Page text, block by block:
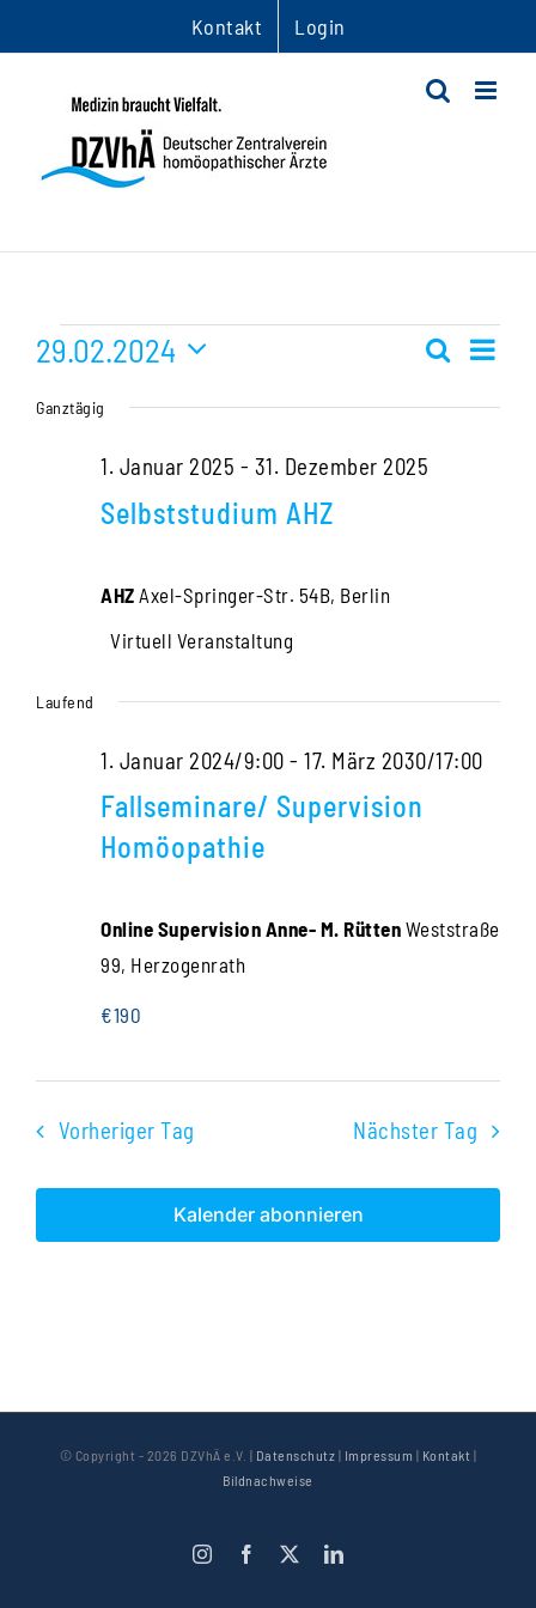
Inhalt
Kontakt Login
Veranstaltungen
für
Februar
2024
Suche
und
Suche
Tag
29.02.2024
wählen.
Ganztägig
Selbststudium AHZ
1. Januar 2025 - 31. Dezember 2025
AHZ Axel-Springer-Str. 54B, Berlin
Virtuell Veranstaltung
Laufend
Fallseminare/ Supervision
Homöopathie
1. Januar 2024/9:00 - 17. März 2030/17:00
Online Supervision Anne- M. Rütten Weststraße
99, Herzogenrath
€190
Vorheriger Tag Nächster Tag
Kalender abonnieren
© Copyright - 2026 DZVhÄ e.V. | Datenschutz | Impressum | Kontakt |
Bildnachweise
InstagramFacebook LinkedIn